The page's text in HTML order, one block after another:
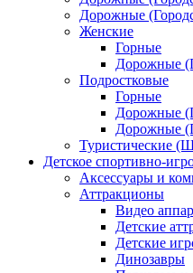
Дорожные
Женские
Горные
Дорожные
Подростковые
Горные
Дорожные
Дорожные
Туристические
Детское спортивно-
Аксессуары и
Аттракционы
Видео
Детские
Детские
Динозавры